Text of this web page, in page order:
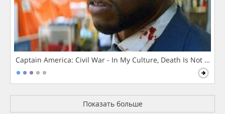
Captain America: Civil War - In My Culture, Death Is Not The
Показать больше